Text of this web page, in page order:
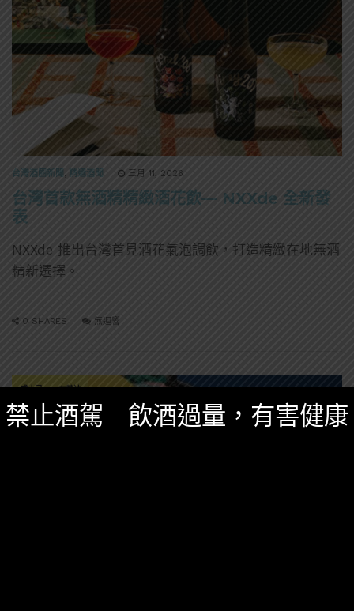
台灣酒圈新聞 , 精選酒聞 三月 11, 2026
台灣首款無酒精精緻酒花飲— NXXde 全新發
表
NXXde 推出台灣首見酒花氣泡調飲，打造精緻在地無酒
精新選擇。
0 SHARES 無迴響
威士忌 布萊迪
禁止酒駕 飲酒過量，有害健康